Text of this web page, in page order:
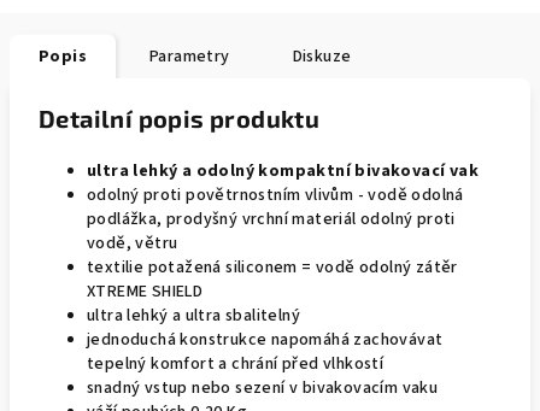
Popis Parametry Diskuze
Detailní popis produktu
ultra lehký a odolný kompaktní bivakovací vak
odolný proti povětrnostním vlivům - vodě odolná
podlážka, prodyšný vrchní materiál odolný proti
vodě, větru
textilie potažená siliconem = vodě odolný zátěr
XTREME SHIELD
ultra lehký a ultra sbalitelný
jednoduchá konstrukce napomáhá zachovávat
tepelný komfort a chrání před vlhkostí
snadný vstup nebo sezení v bivakovacím vaku